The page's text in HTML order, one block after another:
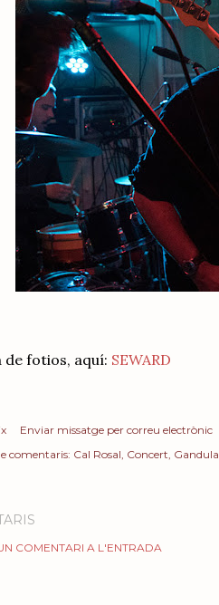
de fotios, aquí: SEWARD
Enviar missatge per correu electrònic
comentaris: Cal Rosal Concert Gandula
COMENTARI A L'ENTRADA